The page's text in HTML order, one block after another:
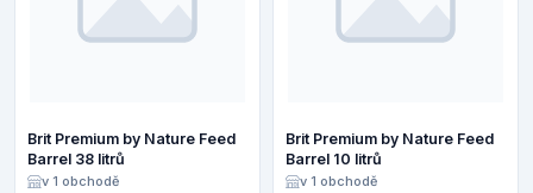
Brit Premium by Nature Feed
Barrel 38 litrů
v 1 obchodě
Brit Premium by Nature Feed
Barrel 10 litrů
v 1 obchodě